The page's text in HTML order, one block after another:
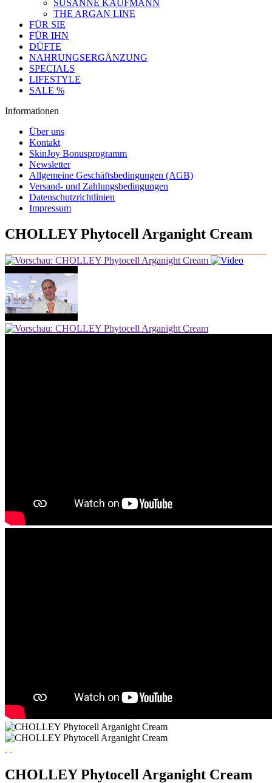
SUSANNE KAUFMANN
THE ARGAN LINE
FÜR SIE
FÜR IHN
DÜFTE
NAHRUNGSERGÄNZUNG
SPECIALS
LIFESTYLE
SALE %
Informationen
Über uns
Kontakt
SkinJoy Bonusprogramm
Newsletter
Allgemeine Geschäftsbedingungen (AGB)
Versand- und Zahlungsbedingungen
Datenschutzrichtlinien
Impressum
CHOLLEY Phytocell Arganight Cream
CHOLLEY Phytocell Arganight Cream